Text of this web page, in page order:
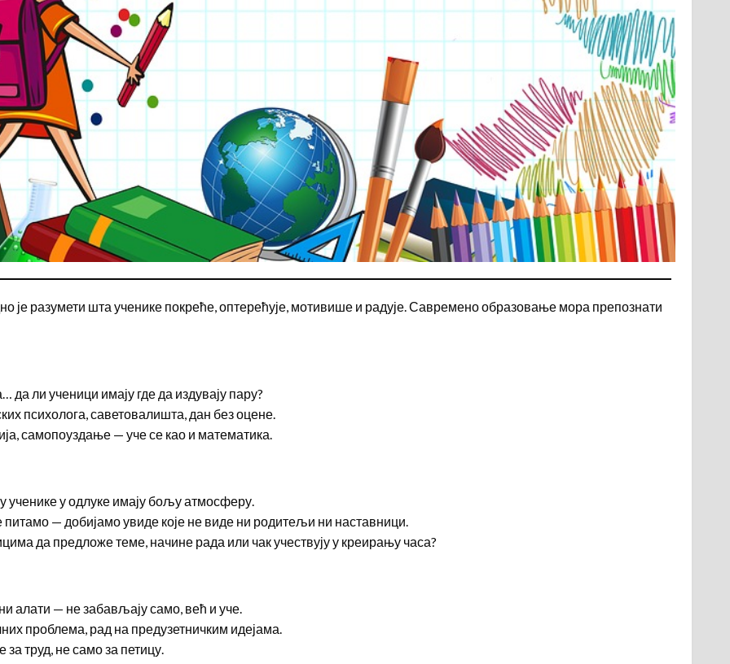
је разумети шта ученике покреће, оптерећује, мотивише и радује. Савремено образовање мора препознати
да ли ученици имају где да издувају пару?
психолога, саветовалишта, дан без оцене.
самопоуздање — уче се као и математика.
ученике у одлуке имају бољу атмосферу.
питамо — добијамо увиде које не виде ни родитељи ни наставници.
да предложе теме, начине рада или чак учествују у креирању часа?
алати — не забављају само, већ и уче.
проблема, рад на предузетничким идејама.
за труд, не само за петицу.